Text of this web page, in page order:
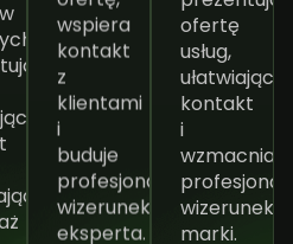
wspiera
kontakt
z
klientami
i
buduje
profesjonalny
wizerunek
eksperta.
ofertę
usług,
ułatwiającą
kontakt
i
wizerunek
marki.